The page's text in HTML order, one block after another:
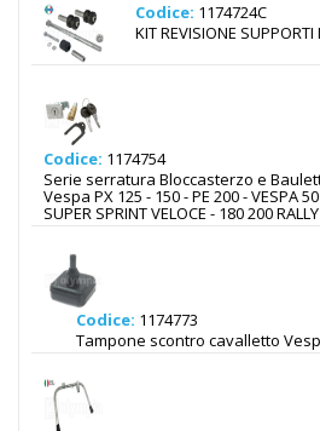
Codice: 1174724C
KIT REVISIONE
Codice: 1174754
Serie serratura Bloccasterzo e
Vespa PX 125 - 150 - PE 200 - VESPA
SUPER SPRINT VELOCE - 180 200 RALLY
Codice: 1174773
Tampone scontro cavalletto